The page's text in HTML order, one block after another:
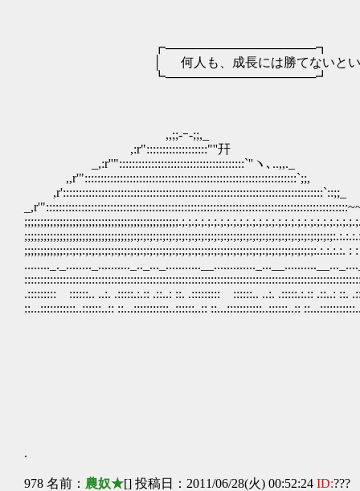
┏─────────────────┓
│ 何人も、成長には勝てないという
┗─────────────────┛
,,;;-ｰ-;;,_
,:r":::::::::::::::::::"''幵
_,:r''":::::::::::::::::::::::::::::::::::::::`''ヽ､
.::::::::: ::::::.. ..:. .:::::.:.:: .::..: ::. .::::::::: ::::::.. ..:. .:::::.:.:: .::..: ::.
::...:::::::::::..::::::..:: ::...:::::::::::..::::::..:: ::...:::::::::::..::::::..::
.
978 名前： 農奴★[] 投稿日：2011/06/28(火) 00:52:24 ID:???